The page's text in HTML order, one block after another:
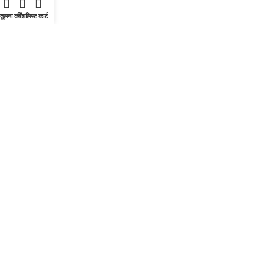
प्रचार
Corporate Login
तुलना करेंविशलिस्टकार्ट